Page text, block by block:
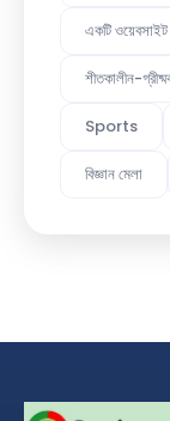
একটি
শীতকালীন-
Sports
বিজ্ঞান মেলা